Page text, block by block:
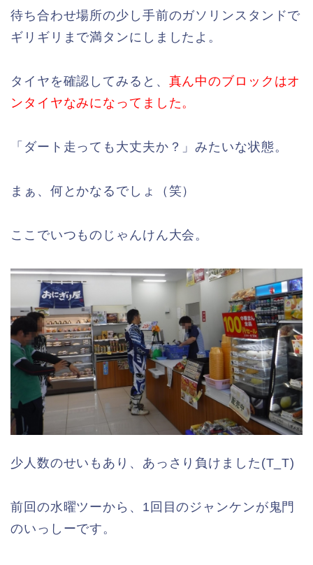
待ち合わせ場所の少し手前のガソリンスタンドで
ギリギリまで満タンにしましたよ。
タイヤを確認してみると、 真ん中のブロックはオ
ンタイヤなみになってました。
「ダート走っても大丈夫か？」みたいな状態。
まぁ、何とかなるでしょ（笑）
ここでいつものじゃんけん大会。
少人数のせいもあり、あっさり負けました(T_T)
前回の水曜ツーから、1回目のジャンケンが鬼門
のいっしーです。